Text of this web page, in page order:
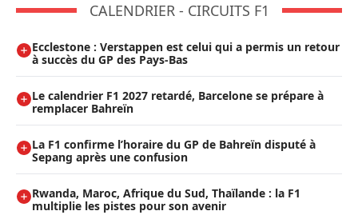
CALENDRIER - CIRCUITS F1
Ecclestone : Verstappen est celui qui a permis un retour
à succès du GP des Pays-Bas
Le calendrier F1 2027 retardé, Barcelone se prépare à
remplacer Bahreïn
La F1 confirme l’horaire du GP de Bahreïn disputé à
Sepang après une confusion
Rwanda, Maroc, Afrique du Sud, Thaïlande : la F1
multiplie les pistes pour son avenir